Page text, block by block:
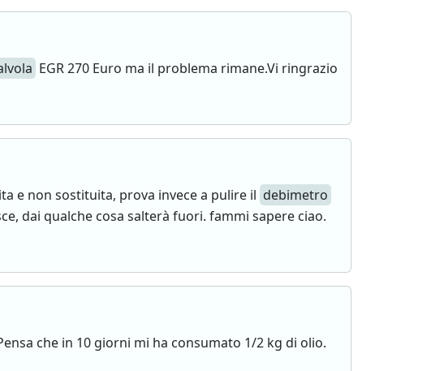
EGR 270 Euro ma il problema rimane.Vi ringrazio
e non sostituita, prova invece a pulire il debimetro
dai qualche cosa salterà fuori. fammi sapere ciao.
che in 10 giorni mi ha consumato 1/2 kg di olio.